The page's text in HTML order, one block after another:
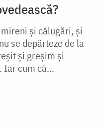
şi călugări, şi
se depărteze de la
şi greşim şi
Iar cum că...